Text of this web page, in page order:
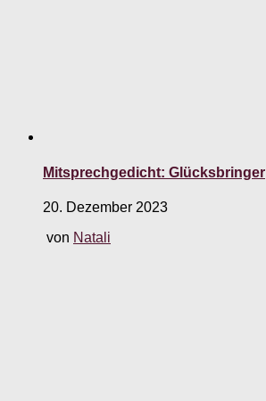
Mitsprechgedicht: Glücksbringer
20. Dezember 2023
von Natali